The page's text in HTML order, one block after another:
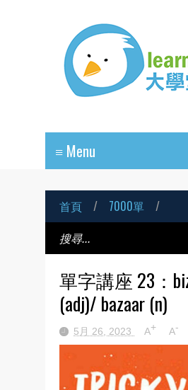
首頁 / 7000單 /
單字講座 23：
(adj)/ bazaar (n)
5月 26, 2023 A+ A-